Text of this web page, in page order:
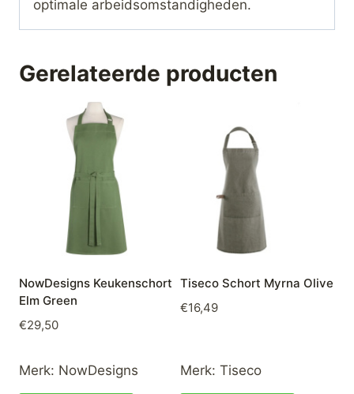
optimale arbeidsomstandigheden.
Gerelateerde producten
NowDesigns Keukenschort
Elm Green
€29,50
Merk: NowDesigns
Tiseco Schort Myrna Olive
€16,49
Merk: Tiseco